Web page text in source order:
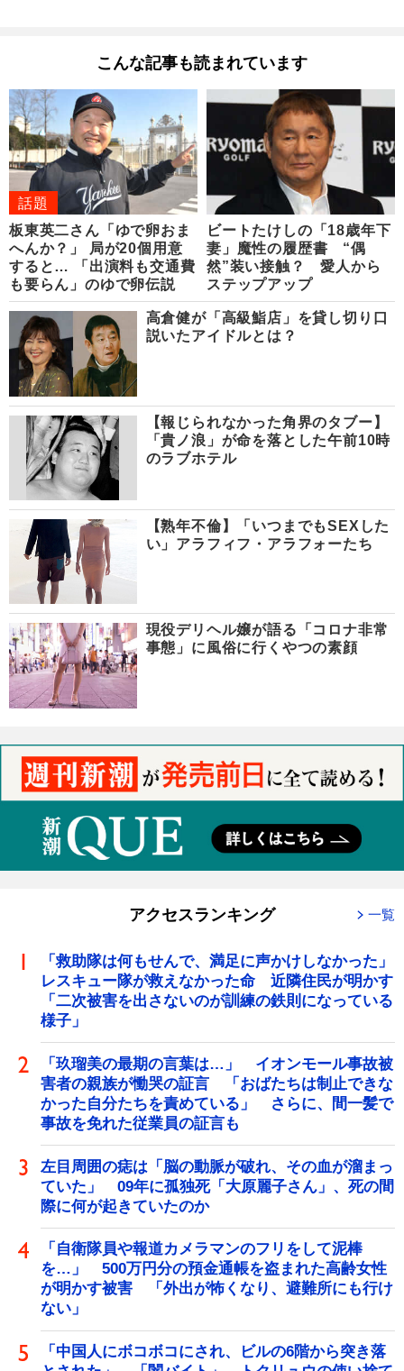
こんな記事も読まれています
話題
板東英二さん「ゆで卵おま
へんか？」 局が20個用意
すると… 「出演料も交通費
も要らん」のゆで卵伝説
ビートたけしの「18歳年下
妻」魔性の履歴書 “偶
然”装い接触？ 愛人から
ステップアップ
高倉健が「高級鮨店」を貸し切り口
説いたアイドルとは？
【報じられなかった角界のタブー】
「貴ノ浪」が命を落とした午前10時
のラブホテル
【熟年不倫】「いつまでもSEXした
い」アラフィフ・アラフォーたち
現役デリヘル嬢が語る「コロナ非常
事態」に風俗に行くやつの素顔
アクセスランキング 一覧
「救助隊は何もせんで、満足に声かけしなかった」
レスキュー隊が救えなかった命 近隣住民が明かす
「二次被害を出さないのが訓練の鉄則になっている
様子」
「玖瑠美の最期の言葉は…」 イオンモール事故被
害者の親族が慟哭の証言 「おばたちは制止できな
かった自分たちを責めている」 さらに、間一髪で
事故を免れた従業員の証言も
左目周囲の痣は「脳の動脈が破れ、その血が溜まっ
ていた」 09年に孤独死「大原麗子さん」、死の間
際に何が起きていたのか
「自衛隊員や報道カメラマンのフリをして泥棒
を…」 500万円分の預金通帳を盗まれた高齢女性
が明かす被害 「外出が怖くなり、避難所にも行け
ない」
「中国人にボコボコにされ、ビルの6階から突き落